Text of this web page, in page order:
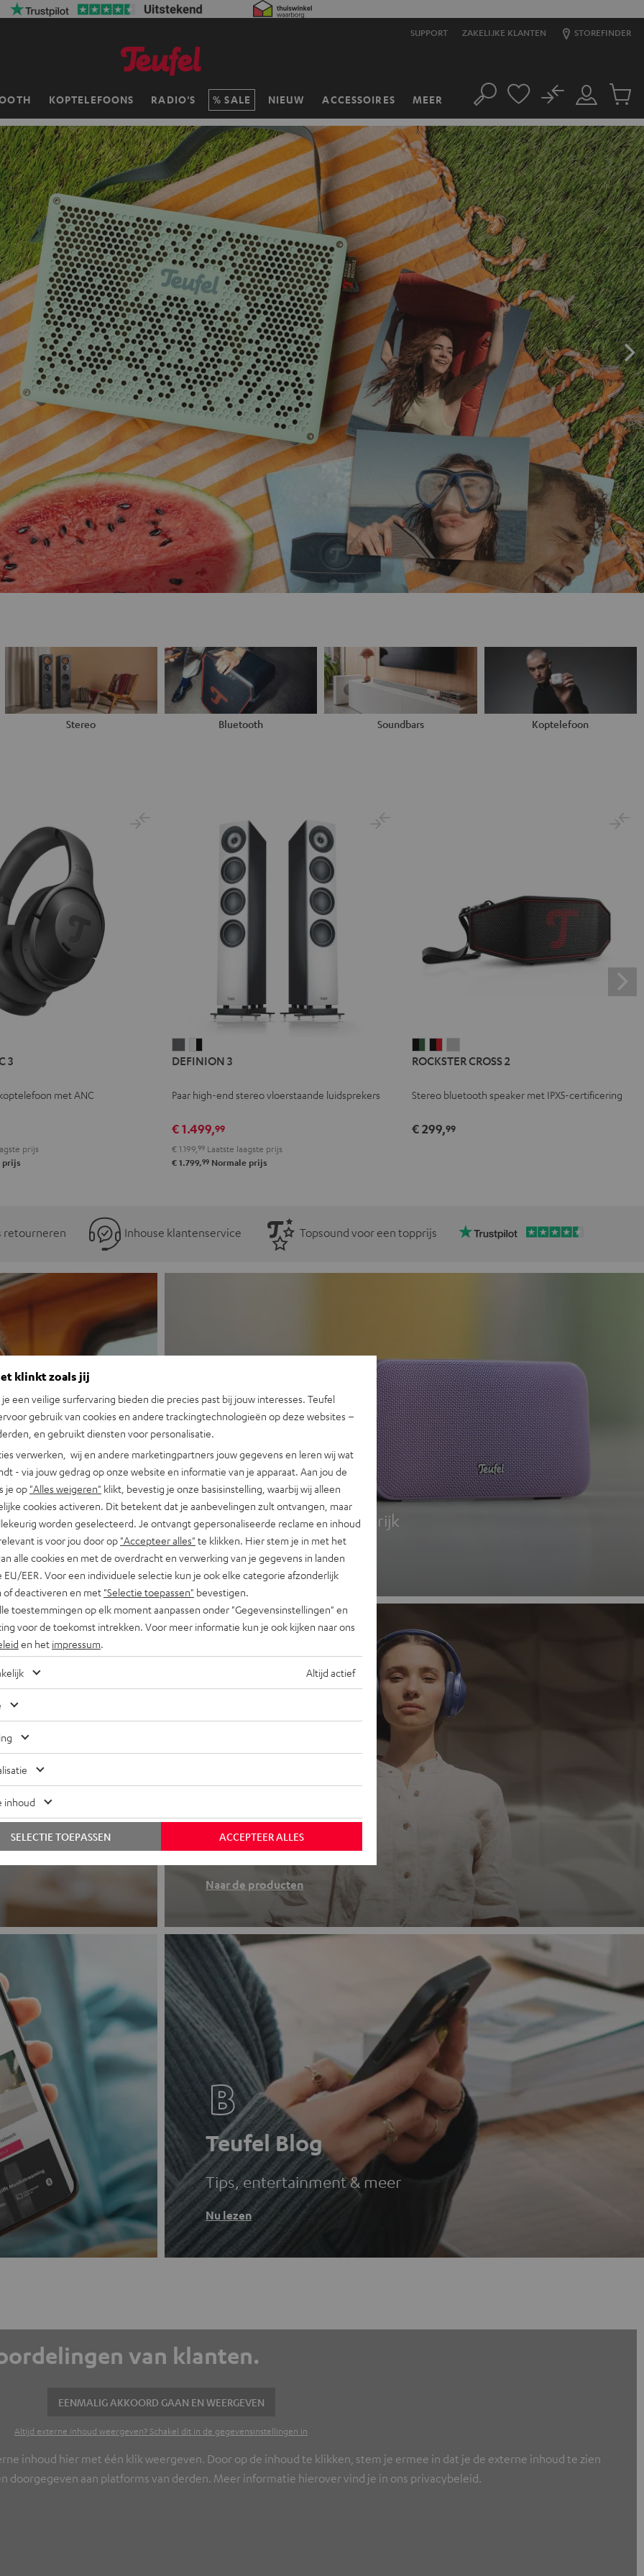
SUPPORT ZAKELIJKE KLANTEN STOREFINDER
KOPTELEFOONS RADIO'S SALE NIEUW ACCESSOIRES MEER Zoeken
Mijn
account
No
Stereo Bluetooth Soundbars Koptelefoon
3
met ANC
prijs
prijs
3
3
DEFINION 3
Paar high-end stereo vloerstaande luidsprekers
€ 1.499,99
€ 1.199, 99 Laatste laagste prijs
€ 1.799,99 Normale prijs
CROSS
Black
Green
CROSS
Zwart
Rood
CROSS
Light
ROCKSTER CROSS 2
Stereo bluetooth speaker met IPX5-certificering
€ 299,99
retourneren Inhouse klantenservice Topsound voor een topprijs
MOTIV® GO 2
Portable, krachtig, kleurrijk
Nu ontdekken
of all-in-one
Koptelefoons
Teufel sound to go
Naar de producten
Teufel Blog
Tips, entertainment & meer
Nu lezen
van klanten.
EENMALIG AKKOORD GAAN EN WEERGEVEN
Altijd externe inhoud weergeven? Schakel dit in de gegevensinstellingen in
inhoud hier met één klik weergeven. Door op de inhoud te klikken, stem je ermee in dat je de externe inhoud te zien
aan platforms van derden. Meer informatie hierover vind je in ons privacybeleid.
klinkt zoals jij
je een veilige surfervaring bieden die precies past bij jouw interesses. Teufel
gebruik van cookies en andere trackingtechnologieën op deze websites –
en gebruikt diensten voor personalisatie.
verwerken, wij en andere marketingpartners jouw gegevens en leren wij wat
- via jouw gedrag op onze website en informatie van je apparaat. Aan jou de
je op "Alles weigeren" klikt, bevestig je onze basisinstelling, waarbij wij alleen
cookies activeren. Dit betekent dat je aanbevelingen zult ontvangen, maar
worden geselecteerd. Je ontvangt gepersonaliseerde reclame en inhoud
is voor jou door op "Accepteer alles" te klikken. Hier stem je in met het
alle cookies en met de overdracht en verwerking van je gegevens in landen
EU/EER. Voor een individuele selectie kun je ook elke categorie afzonderlijk
of deactiveren en met "Selectie toepassen" bevestigen.
toestemmingen op elk moment aanpassen onder "Gegevensinstellingen" en
voor de toekomst intrekken. Voor meer informatie kun je ook kijken naar ons
en het impressum
Altijd actief
inhoud
ACCEPTEER ALLES
SELECTIE TOEPASSEN